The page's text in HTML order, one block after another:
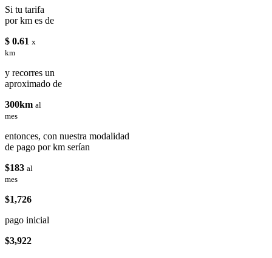
Si tu tarifa
por km es de
$ 0.61 x
km
y recorres un
aproximado de
300km al
mes
entonces, con nuestra modalidad
de pago por km serían
$183 al
mes
$1,726
pago inicial
$3,922